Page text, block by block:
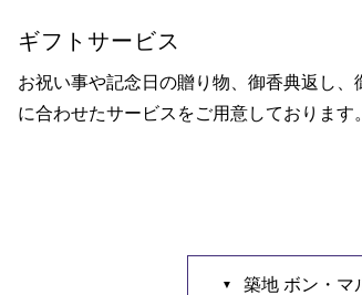
ギフトサービス
お祝い事や記念日の贈り物、御香典返し
に合わせたサービスをご用意しております。
築地 ボン・マ